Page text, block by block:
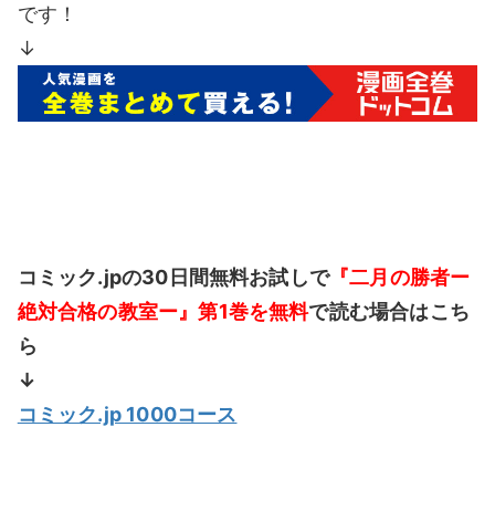
です！
↓
コミック.jpの30日間無料お試しで『二月の勝者ー
絶対合格の教室ー』第1巻を無料で読む場合はこち
ら
↓
コミック.jp 1000コース